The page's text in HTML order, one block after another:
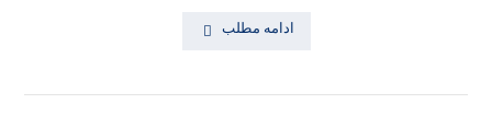
ادامه مطلب